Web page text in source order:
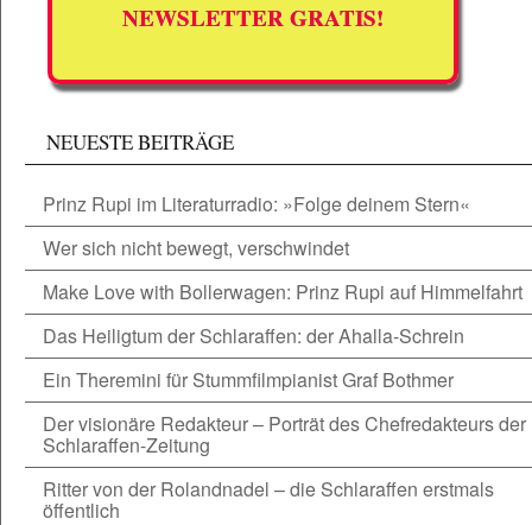
NEWSLETTER GRATIS!
NEUESTE BEITRÄGE
Prinz Rupi im Literaturradio: »Folge deinem Stern«
Wer sich nicht bewegt, verschwindet
Make Love with Bollerwagen: Prinz Rupi auf Himmelfahrt
Das Heiligtum der Schlaraffen: der Ahalla-Schrein
Ein Theremini für Stummfilmpianist Graf Bothmer
Der visionäre Redakteur – Porträt des Chefredakteurs der
Schlaraffen-Zeitung
Ritter von der Rolandnadel – die Schlaraffen erstmals
öffentlich